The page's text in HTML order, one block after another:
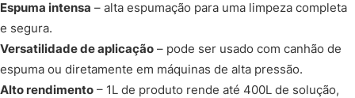
Espuma intensa – alta espumação para uma limpeza completa
e segura.
Versatilidade de aplicação – pode ser usado com canhão de
espuma ou diretamente em máquinas de alta pressão.
Alto rendimento – 1L de produto rende até 400L de solução,